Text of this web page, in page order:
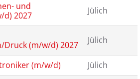
und
d) 2027
Jülich
Druck (m/w/d) 2027
Jülich
(m/w/d)
Jülich